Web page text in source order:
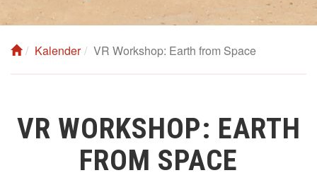
Kalender VR Workshop: Earth from Space
VR WORKSHOP: EARTH
FROM SPACE